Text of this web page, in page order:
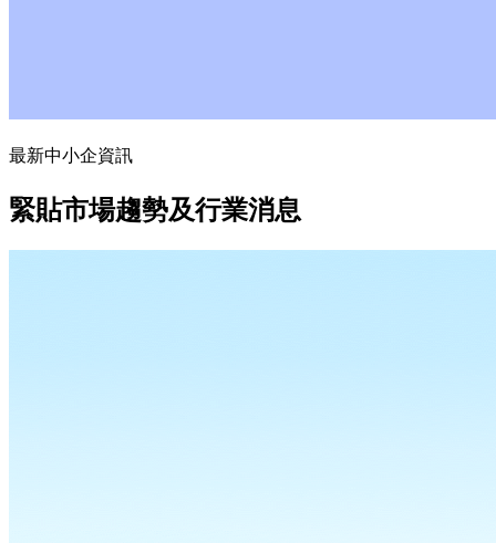
最新中小企資訊
緊貼市場趨勢及行業消息